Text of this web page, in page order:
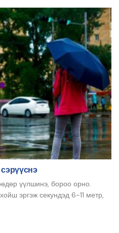
үүлшинэ, бороо орно.
эргэж секундэд 6-11 метр,